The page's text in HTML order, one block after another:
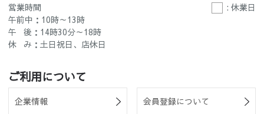
営業時間
: 休業日
午前中：10時～13時
午 後：14時30分～18時
休 み：土日祝日、店休日
ご利用について
企業情報 会員登録について